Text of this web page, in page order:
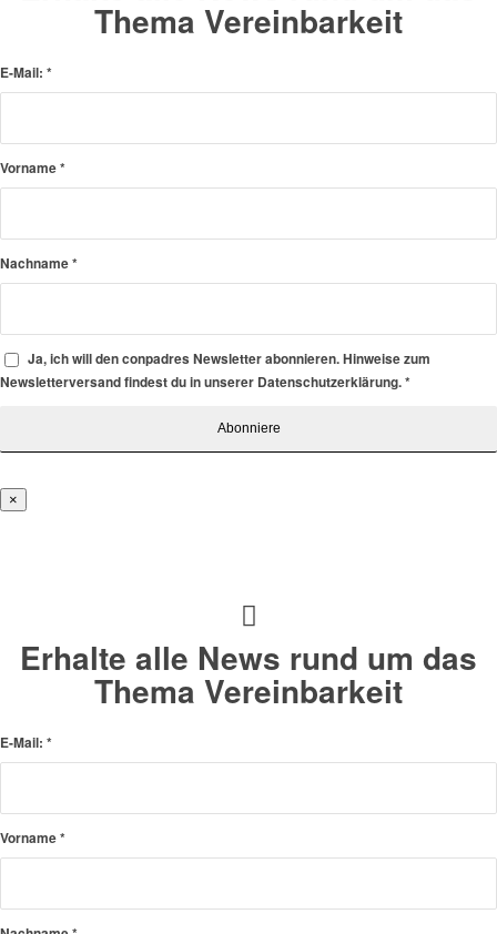
Thema Vereinbarkeit
E-Mail: *
Vorname*
Nachname*
Ja, ich will den conpadres Newsletter abonnieren. Hinweise zum
Newsletterversand findest du in unserer Datenschutzerklärung.*
×
Erhalte alle News rund um das
Thema Vereinbarkeit
E-Mail: *
Vorname*